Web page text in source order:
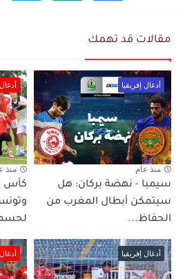
مقالات قد تهمك
أدغال إفريقيا
منذ عام
سيمبا - نهضة بركان: هل
سيتمكن أبطال المغرب من
الحفاظ...
منذ
لحسم
أدغال إفريقيا